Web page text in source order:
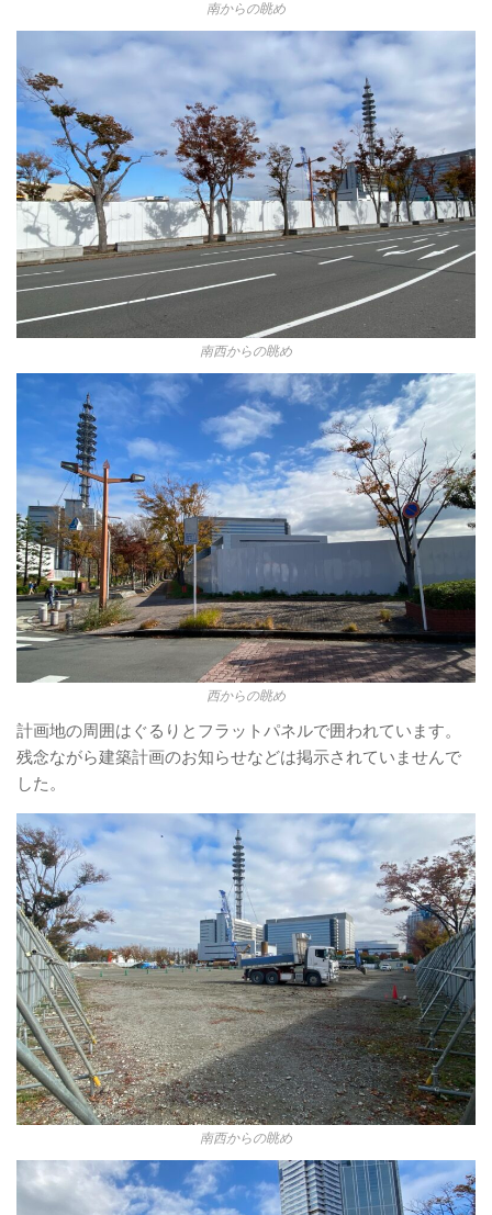
南からの眺め
南西からの眺め
西からの眺め
計画地の周囲はぐるりとフラットパネルで囲われています。
残念ながら建築計画のお知らせなどは掲示されていませんで
した。
南西からの眺め